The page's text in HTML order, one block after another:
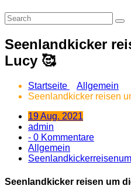
Seenlandkicker
Lucy 🥰
Startseite
Allgemein
Seenlandkicker reisen
19 Aug. 2021
admin
- 0 Kommentare
Allgemein
Seenlandkicker reisen um